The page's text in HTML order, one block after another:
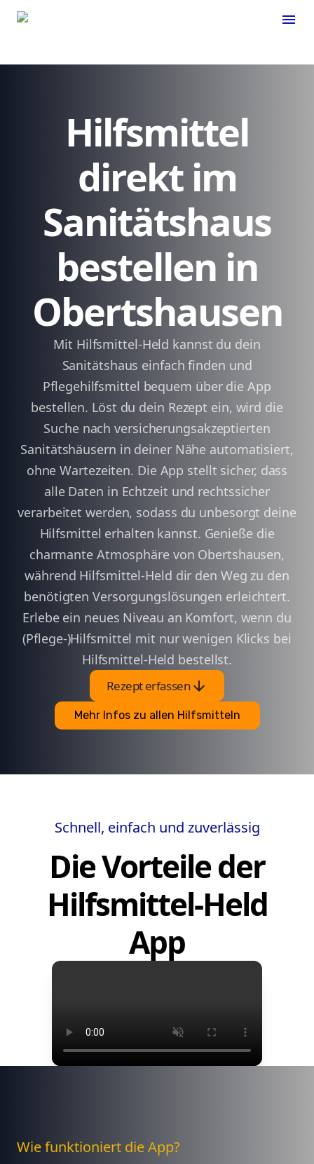
menu
Hilfsmittel
direkt im
Sanitätshaus
bestellen in
Obertshausen
Mit Hilfsmittel-Held kannst du dein
Sanitätshaus einfach finden und
Pflegehilfsmittel bequem über die App
bestellen. Löst du dein Rezept ein, wird die
Suche nach versicherungsakzeptierten
Sanitätshäusern in deiner Nähe automatisiert,
ohne Wartezeiten. Die App stellt sicher, dass
alle Daten in Echtzeit und rechtssicher
verarbeitet werden, sodass du unbesorgt deine
Hilfsmittel erhalten kannst. Genieße die
charmante Atmosphäre von Obertshausen,
während Hilfsmittel-Held dir den Weg zu den
benötigten Versorgungslösungen erleichtert.
Erlebe ein neues Niveau an Komfort, wenn du
(Pflege-)Hilfsmittel mit nur wenigen Klicks bei
Hilfsmittel-Held bestellst.
Rezept erfassenarrow_downward
Mehr Infos zu allen Hilfsmitteln
Schnell, einfach und zuverlässig
Die Vorteile der
Hilfsmittel-Held
App
Wie funktioniert die App?